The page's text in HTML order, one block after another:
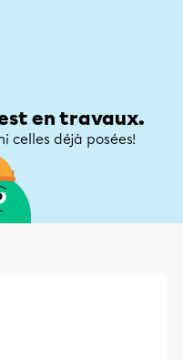
en travaux.
celles déjà posées!